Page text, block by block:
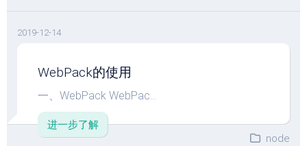
2019-12-14
WebPack的使用
一、WebPack WebPac...
进一步了解
node